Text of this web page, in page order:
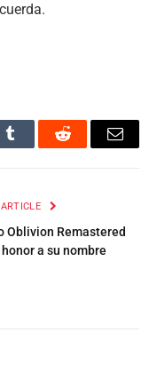
Tumblr Reddit Email
Oblivion Remastered
honor a su nombre